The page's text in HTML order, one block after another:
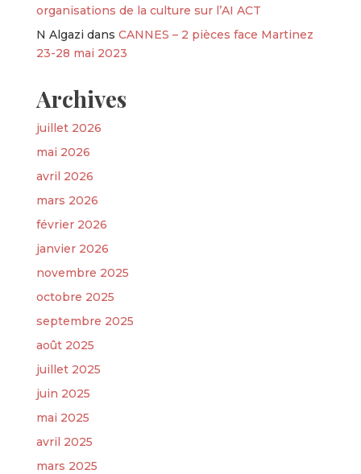
organisations de la culture sur l’AI ACT
N Algazi dans CANNES – 2 pièces face Martinez
23-28 mai 2023
Archives
juillet 2026
mai 2026
avril 2026
mars 2026
février 2026
janvier 2026
novembre 2025
octobre 2025
septembre 2025
août 2025
juillet 2025
juin 2025
mai 2025
avril 2025
mars 2025